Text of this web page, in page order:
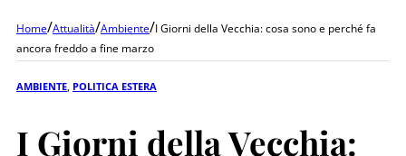
Home/Attualità/Ambiente/I Giorni della Vecchia: cosa sono e perché fa
ancora freddo a fine marzo
AMBIENTE POLITICA ESTERA
I Giorni della Vecchia: